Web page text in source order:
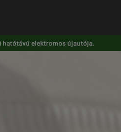
hatótávú elektromos újautója.